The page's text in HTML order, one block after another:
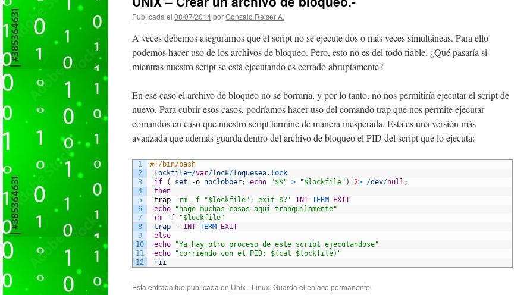
Publicada el 08/07/2014porGonzalo Reiser A.
A veces debemos asegurarnos que el script no se ejecute dos o más veces simultáneas. Para ello
podemos hacer uso de los archivos de bloqueo. Pero, esto no es del todo fiable. ¿Qué pasaría si
mientras nuestro script se está ejecutando es cerrado abruptamente?
En ese caso el archivo de bloqueo no se borraría, y por lo tanto, no nos permitiría ejecutar el script de
nuevo. Para cubrir esos casos, podríamos hacer uso del comando trap que nos permite ejecutar
comandos en caso que nuestro script termine de manera inesperada. Esta es una versión más
avanzada que además guarda dentro del archivo de bloqueo el PID del script que lo ejecuta:
1
2
3
4
5
6
7
8
9
10
11
12
#!/bin/bash
lockfile=/var/lock/loquesea.lock
if
( set -o noclobber; echo "$$" > "$lockfile" ) 2> /dev/null ;
then
trap
'rm -f "$lockfile"; exit $?' INT TERM
EXIT
echo
"hago muchas cosas aqui tranquilamente"
rm
-f
"$lockfile"
trap
- INT TERM
EXIT
else
echo
"Ya hay otro proceso de este script ejecutandose"
echo
"corriendo con el PID: $(cat $lockfile)"
fii
Esta entrada fue publicada en Unix - Linux. Guarda el enlace permanente.